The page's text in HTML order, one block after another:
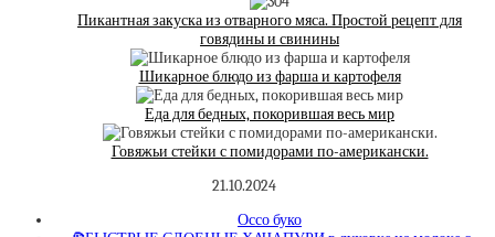
Пикантная закуска из отварного мяса. Простой рецепт для
говядины и свинины
Шикарное блюдо из фарша и картофеля
Еда для бедных, покорившая весь мир
Говяжьи стейки с помидорами по-американски.
21.10.2024
Оссо буко